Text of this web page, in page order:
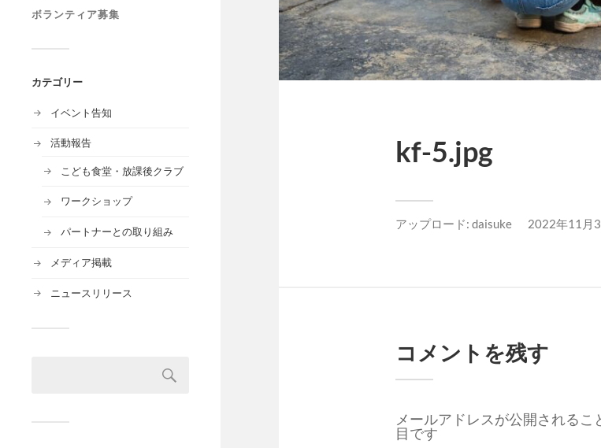
ボランティア募集
カテゴリー
イベント告知
活動報告
こども食堂・放課後クラブ
ワークショップ
パートナーとの取り組み
メディア掲載
ニュースリリース
kf-5.jpg
アップロード: daisuke 2022年11月
コメントを残す
メールアドレスが公開されるこ
目です